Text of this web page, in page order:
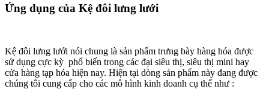
Ứng dụng của Kệ đôi lưng lưới
Kệ đôi lưng lưới nói chung là sản phẩm trưng bày hàng hóa được
sử dụng cực kỳ phổ biến trong các đại siêu thị, siêu thị mini hay
cửa hàng tạp hóa hiện nay. Hiện tại dòng sản phẩm này đang được
chúng tôi cung cấp cho các mô hình kinh doanh cụ thể như :